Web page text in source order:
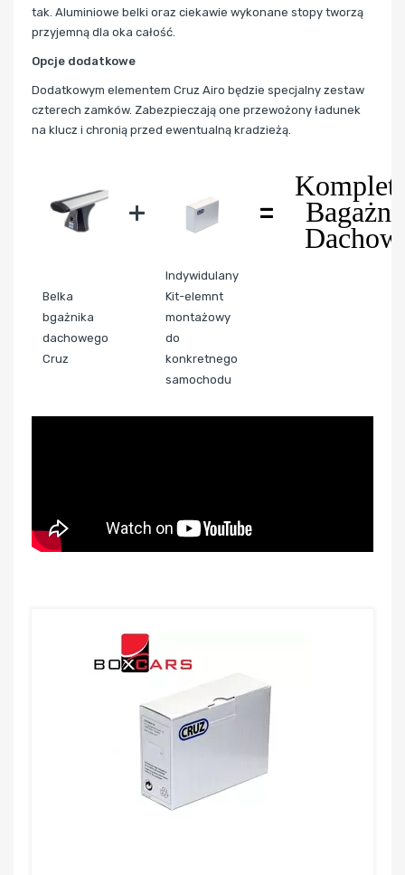
tak. Aluminiowe belki oraz ciekawie wykonane stopy tworzą
przyjemną dla oka całość.
Opcje dodatkowe
Dodatkowym elementem Cruz Airo będzie specjalny zestaw
czterech zamków. Zabezpieczają one przewożony ładunek
na klucz i chronią przed ewentualną kradzieżą.
+ =
Belka
bgażnika
dachowego
Cruz
Indywidulany
Kit-elemnt
montażowy
do
konkretnego
samochodu